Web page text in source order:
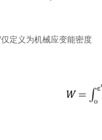
定义为机械应变能密度